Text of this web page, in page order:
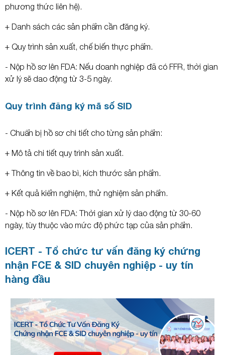
phương thức liên hệ).
+ Danh sách các sản phẩm cần đăng ký.
+ Quy trình sản xuất, chế biến thực phẩm.
- Nộp hồ sơ lên FDA: Nếu doanh nghiệp đã có FFR, thời gian
xử lý sẽ dao động từ 3-5 ngày.
Quy trình đăng ký mã số SID
- Chuẩn bị hồ sơ chi tiết cho từng sản phẩm:
+ Mô tả chi tiết quy trình sản xuất.
+ Thông tin về bao bì, kích thước sản phẩm.
+ Kết quả kiểm nghiệm, thử nghiệm sản phẩm.
- Nộp hồ sơ lên FDA: Thời gian xử lý dao động từ 30-60
ngày, tùy thuộc vào mức độ phức tạp của sản phẩm.
ICERT - Tổ chức tư vấn đăng ký chứng
nhận FCE & SID chuyên nghiệp - uy tín
hàng đầu